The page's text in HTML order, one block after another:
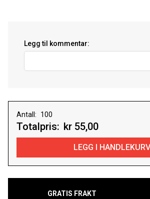
Legg til kommentar:
Antall:
Totalpris: kr 55,00
GRATIS FRAKT